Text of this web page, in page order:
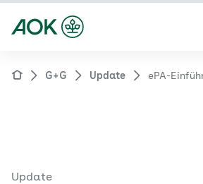
G+G Update ePA-
Update